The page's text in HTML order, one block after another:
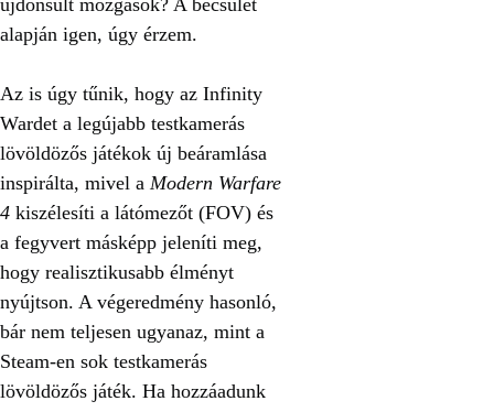
alapján igen, úgy érzem.
Az is úgy tűnik, hogy az Infinity
Wardet a legújabb testkamerás
lövöldözős játékok új beáramlása
inspirálta, mivel a Modern Warfare
4 kiszélesíti a látómezőt (FOV) és
a fegyvert másképp jeleníti meg,
hogy realisztikusabb élményt
nyújtson. A végeredmény hasonló,
bár nem teljesen ugyanaz, mint a
Steam-en sok testkamerás
lövöldözős játék. Ha hozzáadunk